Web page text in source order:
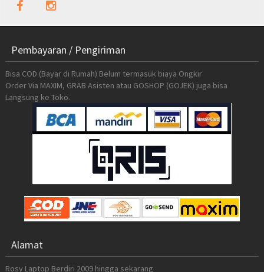
Pembayaran / Pengiriman
Bisa COD (Bayar di Rumah) Belum termasuk biaya Ongkir
Order Via MAXIM, GRAB Asisten atau GOSHOP (GOJEK) juga bisa
Langsung ke Toko.
Alamat
Rosy Laptop Berdiri 2009 hingga sekarang